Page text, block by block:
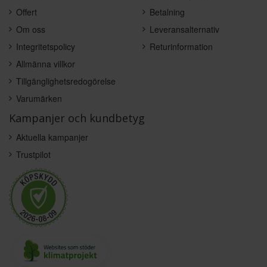
Offert
Om oss
Integritetspolicy
Allmänna villkor
Tillgänglighetsredogörelse
Varumärken
Betalning
Leveransalternativ
Returinformation
Kampanjer och kundbetyg
Aktuella kampanjer
Trustpilot